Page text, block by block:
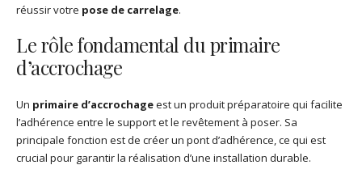
réussir votre pose de carrelage.
Le rôle fondamental du primaire
d’accrochage
Un primaire d’accrochageest un produit préparatoire qui facilite
l’adhérence entre le support et le revêtement à poser. Sa
principale fonction est de créer un pont d’adhérence, ce qui est
crucial pour garantir la réalisation d’une installation durable.